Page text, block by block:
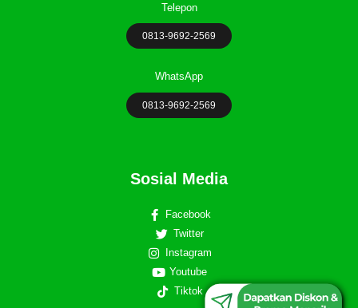
Telepon
0813-9692-2569
WhatsApp
0813-9692-2569
Sosial Media
Facebook
Twitter
Instagram
Youtube
Tiktok